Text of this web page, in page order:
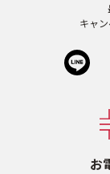
お
キャ